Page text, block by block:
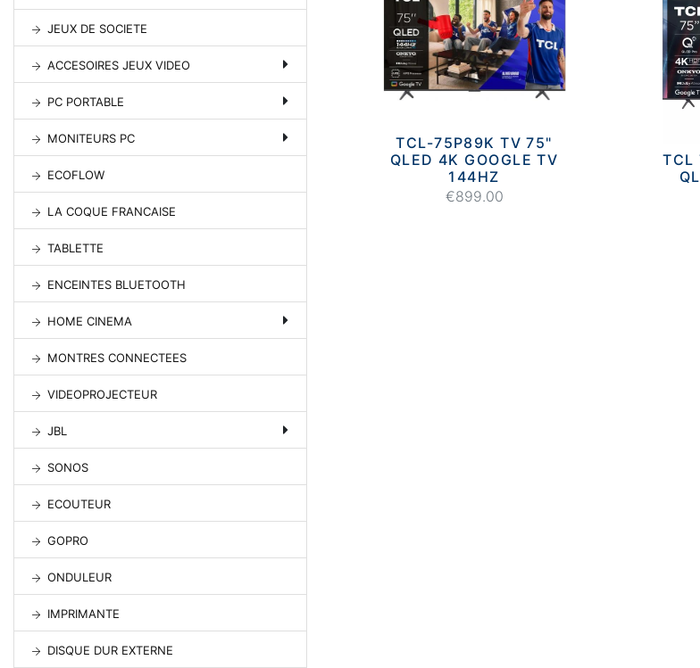
JEUX DE SOCIETE
ACCESOIRES JEUX VIDEO
PC PORTABLE
MONITEURS PC
ECOFLOW
LA COQUE FRANCAISE
TABLETTE
ENCEINTES BLUETOOTH
HOME CINEMA
MONTRES CONNECTEES
VIDEOPROJECTEUR
JBL
SONOS
ECOUTEUR
GOPRO
ONDULEUR
IMPRIMANTE
DISQUE DUR EXTERNE
TCL-75P89K TV 75"
QLED 4K GOOGLE TV
144HZ
€899.00
TCL